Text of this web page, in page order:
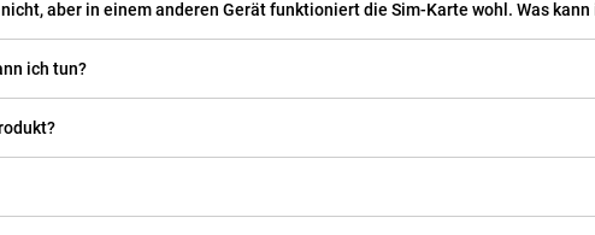
aber in einem anderen Gerät funktioniert die Sim-Karte wohl. Was kann
ich tun?